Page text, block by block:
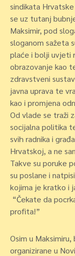
sindikata
se uz tutanj
Maksimir, pod
sloganom sažeta
plaće i bolji uvjeti
obrazovanje kao
zdravstveni
javna uprava te
kao i promjena
Od vlade se traži
socijalna politika
svih radnika i
Hrvatskoj, a ne
Takve su poruke
su poslane i
kojima je kratko i
“Čekate da
profita!”
Osim u Maksimiru,
organizirane u